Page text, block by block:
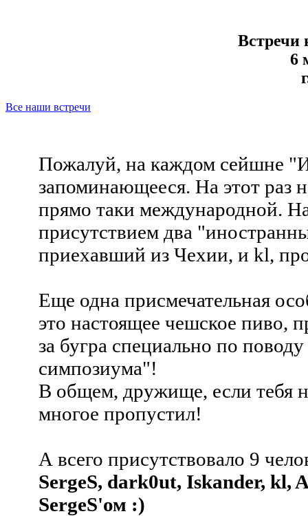
Встречи
6
Все наши встречи
Пожалуй, на каждом сейшне
запоминающееся. На этот раз
прямо таки международной.
присутствием два
приехавший из Чехии, и kl,
Еще одна присмечательная
это настоящее чешское пиво,
за бугра специально по
симпозиума"!
В общем, дружище, если тебя
многое пропустил!
А всего присутствовало 9
SergeS, dark0ut, Iskander, kl,
SergeS'ом :)